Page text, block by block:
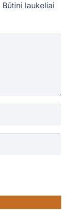
Būtini laukeliai